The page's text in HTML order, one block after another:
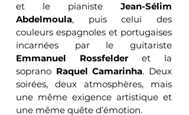
et le pianiste Jean-Sélim
Abdelmoula, puis celui des
couleurs espagnoles et portugaises
Emmanuel Rossfelder et la
soprano Raquel Camarinha. Deux
soirées, deux atmosphères, mais
une même exigence artistique et
une même quête d’émotion.